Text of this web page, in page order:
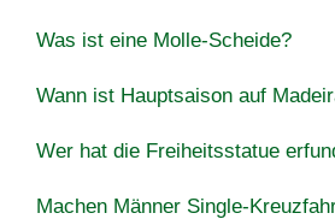
Was ist eine Molle-Scheide?
Wann ist Hauptsaison auf
Wer hat die Freiheitsstatue
Machen Männer Single-